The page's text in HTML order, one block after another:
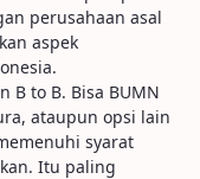
perusahaan asal
aspek
B to B. Bisa BUMN
ataupun opsi lain
syarat
Itu paling